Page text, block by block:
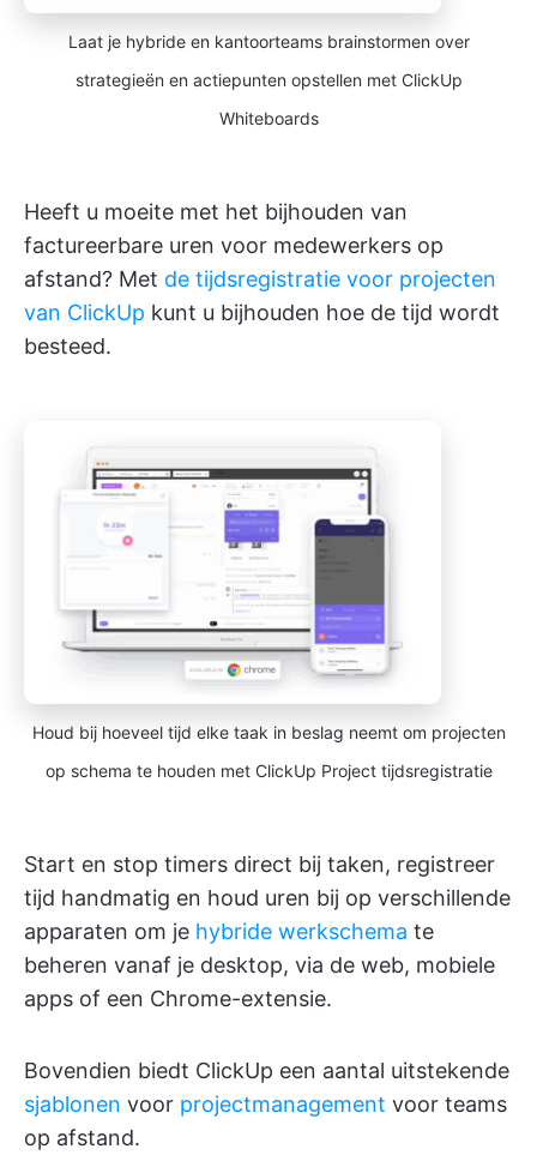
Laat je hybride en kantoorteams brainstormen over
strategieën en actiepunten opstellen met ClickUp
Whiteboards
Heeft u moeite met het bijhouden van
factureerbare uren voor medewerkers op
afstand? Met de tijdsregistratie voor projecten
van ClickUp kunt u bijhouden hoe de tijd wordt
besteed.
Houd bij hoeveel tijd elke taak in beslag neemt om projecten
op schema te houden met ClickUp Project tijdsregistratie
Start en stop timers direct bij taken, registreer
tijd handmatig en houd uren bij op verschillende
apparaten om je hybride werkschema te
beheren vanaf je desktop, via de web, mobiele
apps of een Chrome-extensie.
Bovendien biedt ClickUp een aantal uitstekende
sjablonen voor projectmanagement voor teams
op afstand.